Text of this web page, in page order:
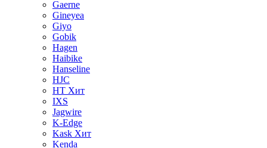
Gaerne
Gineyea
Giyo
Gobik
Hagen
Haibike
Hanseline
HJC
HT Хит
IXS
Jagwire
K-Edge
Kask Хит
Kenda